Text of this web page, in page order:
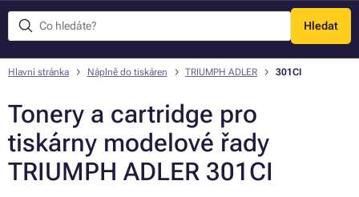
Hledat
Menu
Hlavní stránka Náplně do tiskáren TRIUMPH ADLER 301CI
Tonery a cartridge pro
tiskárny modelové řady
TRIUMPH ADLER 301CI